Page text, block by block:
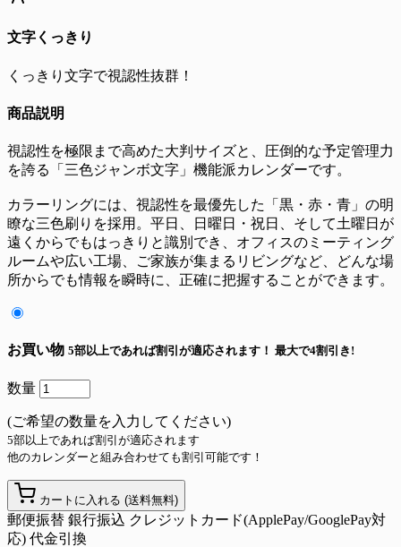
文字くっきり
くっきり文字で視認性抜群！
商品説明
視認性を極限まで高めた大判サイズと、圧倒的な予定管理力
を誇る「三色ジャンボ文字」機能派カレンダーです。
カラーリングには、視認性を最優先した「黒・赤・青」の明
瞭な三色刷りを採用。平日、日曜日・祝日、そして土曜日が
遠くからでもはっきりと識別でき、オフィスのミーティング
ルームや広い工場、ご家族が集まるリビングなど、どんな場
所からでも情報を瞬時に、正確に把握することができます。
お買い物 5部以上であれば割引が適応されます！ 最大で4割引き!
数量
(ご希望の数量を入力してください)
5部以上であれば割引が適応されます
他のカレンダーと組み合わせても割引可能です！
カートに入れる (送料無料)
郵便振替 銀行振込 クレジットカード(ApplePay/GooglePay対
応) 代金引換